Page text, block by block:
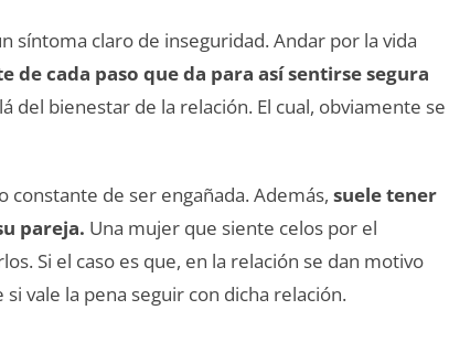
síntoma claro de inseguridad. Andar por la vida
de cada paso que da para así sentirse segura
del bienestar de la relación. El cual, obviamente se
constante de ser engañada. Además, suele tener
pareja. Una mujer que siente celos por el
Si el caso es que, en la relación se dan motivo
vale la pena seguir con dicha relación.